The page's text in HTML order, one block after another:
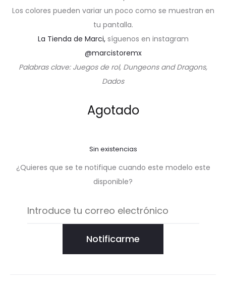
Los colores pueden variar un poco como se muestran en
tu pantalla.
La Tienda de Marci, síguenos en instagram
@marcistoremx
Palabras clave: Juegos de rol, Dungeons and Dragons,
Dados
Agotado
Sin existencias
¿Quieres que se te notifique cuando este modelo este
disponible?
Notificarme